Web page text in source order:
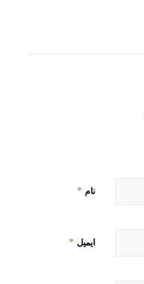
نام *
ایمیل *